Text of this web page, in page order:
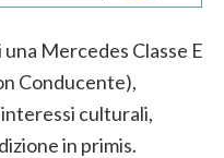
Mercedes Classe E
Conducente),
culturali,
in primis.